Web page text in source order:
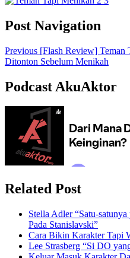
Post Navigation
Previous [Flash Review]
Ditonton Sebelum Menikah
Podcast AkuAktor
Related Post
Stella Adler “Satu-
Pada Stanislavski”
Cara Bikin Karakter Tapi
Lee Strasberg “Si DO